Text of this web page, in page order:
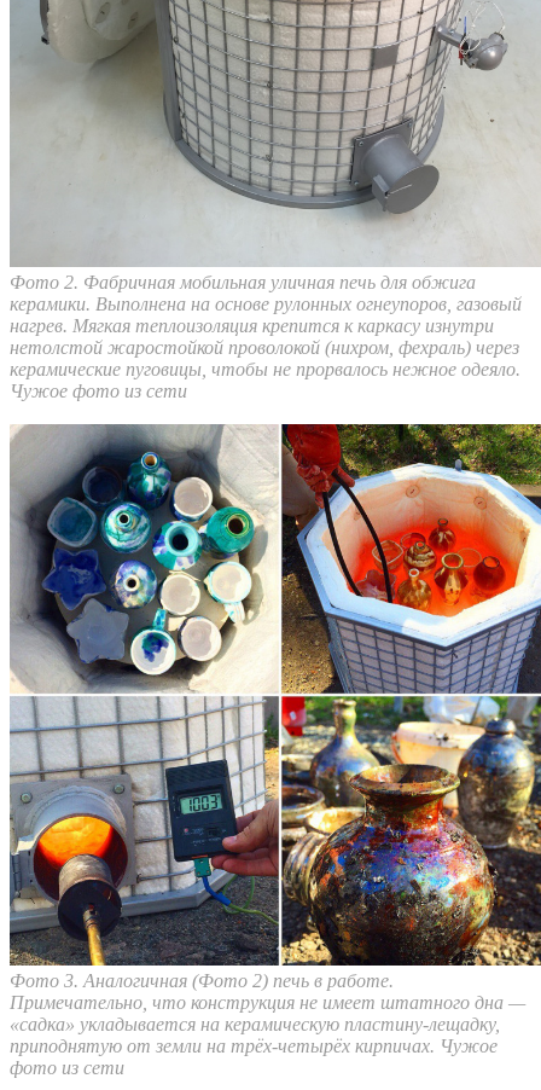
Фото 2. Фабричная мобильная уличная печь для обжига
керамики. Выполнена на основе рулонных огнеупоров, газовый
нагрев. Мягкая теплоизоляция крепится к каркасу изнутри
нетолстой жаростойкой проволокой (нихром, фехраль) через
керамические пуговицы, чтобы не прорвалось нежное одеяло.
Чужое фото из сети
Фото 3. Аналогичная (Фото 2) печь в работе.
Примечательно, что конструкция не имеет штатного дна —
«садка» укладывается на керамическую пластину-лещадку,
приподнятую от земли на трёх-четырёх кирпичах. Чужое
фото из сети